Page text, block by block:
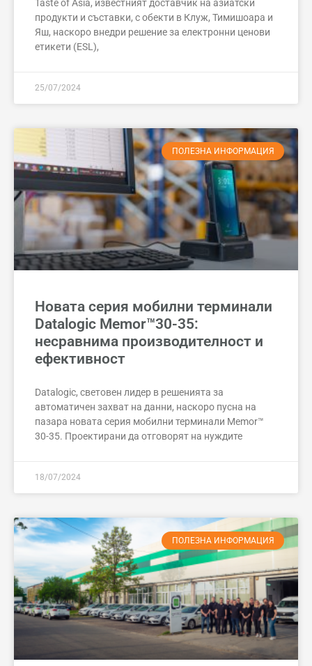
Taste of Asia, известният доставчик на азиатски
продукти и съставки, с обекти в Клуж, Тимишоара и
Яш, наскоро внедри решение за електронни ценови
етикети (ESL),
25/07/2024
ПОЛЕЗНА ИНФОРМАЦИЯ
Новата серия мобилни терминали
Datalogic Memor™30-35:
несравнима производителност и
ефективност
Datalogic, световен лидер в решенията за
автоматичен захват на данни, наскоро пусна на
пазара новата серия мобилни терминали Memor™
30-35. Проектирани да отговорят на нуждите
18/07/2024
ПОЛЕЗНА ИНФОРМАЦИЯ